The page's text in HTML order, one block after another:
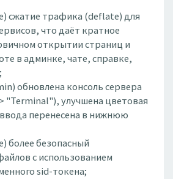
сжатие трафика (deflate) для
что даёт кратное
открытии страниц и
в админке, чате, справке,
обновлена консоль сервера
"Terminal"), улучшена цветовая
перенесена в нижнюю
более безопасный
с использованием
sid-токена;